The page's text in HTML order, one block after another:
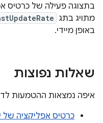
בתצוגה פעילה של כרטיס
מתויג בתג
באופן מיידי.
שאלות נפוצות
איפה נמצאות ההטמעות
כרטיס אפליקציה של